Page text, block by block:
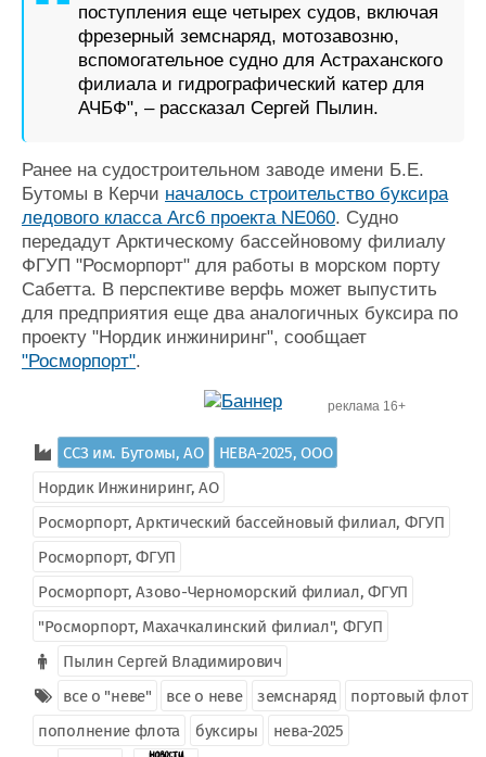
поступления еще четырех судов, включая
фрезерный земснаряд, мотозавозню,
вспомогательное судно для Астраханского
филиала и гидрографический катер для
АЧБФ", – рассказал Сергей Пылин.
Ранее на судостроительном заводе имени Б.Е.
Бутомы в Керчи началось строительство буксира
ледового класса Arc6 проекта NE060. Судно
передадут Арктическому бассейновому филиалу
ФГУП "Росморпорт" для работы в морском порту
Сабетта. В перспективе верфь может выпустить
для предприятия еще два аналогичных буксира по
проекту "Нордик инжиниринг", сообщает
"Росморпорт".
реклама 16+
ССЗ им. Бутомы, АО
НЕВА-2025, ООО
Нордик Инжиниринг, AO
Росморпорт, Арктический бассейновый филиал, ФГУП
Росморпорт, ФГУП
Росморпорт, Азово-Черноморский филиал, ФГУП
"Росморпорт, Махачкалинский филиал", ФГУП
Пылин Сергей Владимирович
все о "неве"
все о неве земснаряд
портовый флот
пополнение флота
буксиры нева-2025